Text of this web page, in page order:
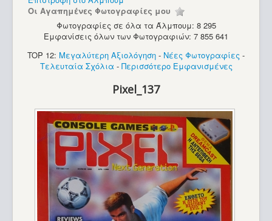
Commodore C64C
Οι Αγαπημένες Φωτογραφίες μου
Φωτογραφίες σε όλα τα Άλμπουμ: 8 295
Εμφανίσεις όλων των Φωτογραφιών: 7 855 641
TOP 12: Μεγαλύτερη Αξιολόγηση - Νέες Φωτογραφίες -
Τελευταία Σχόλια - Περισσότερο Εμφανισμένες
Pixel_137